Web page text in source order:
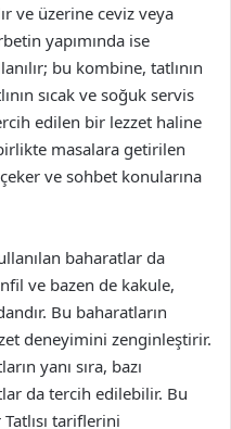
ve üzerine ceviz veya
yapımında ise
bu kombine, tatlının
sıcak ve soğuk servis
edilen bir lezzet haline
masalara getirilen
ve sohbet konularına
baharatlar da
ve bazen de kakule,
Bu baharatların
deneyimini zenginleştirir.
yanı sıra, bazı
da tercih edilebilir. Bu
tariflerini